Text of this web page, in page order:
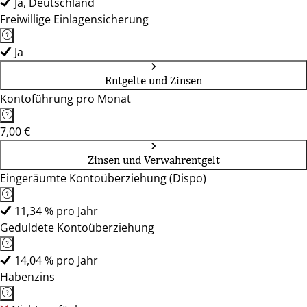
Freiwillige Einlagensicherung
Ja
Entgelte und Zinsen
Kontoführung pro Monat
7,00 €
Zinsen und Verwahrentgelt
Eingeräumte Kontoüberziehung (Dispo)
11,34 % pro Jahr
Geduldete Kontoüberziehung
14,04 % pro Jahr
Habenzins